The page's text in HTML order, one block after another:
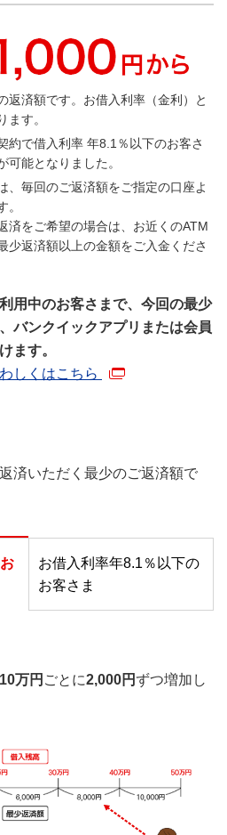
返済額です。お借入利率（金利）と
ます。
約で借入利率 年8.1％以下のお客さ
可能となりました。
、毎回のご返済額をご指定の口座よ
。
済をご希望の場合は、お近くのATM
少返済額以上の金額をご入金くださ
用中のお客さまで、今回の最少
バンクイックアプリまたは会員
ます。
しくはこちら
済いただく最少のご返済額で
お借入利率年8.1％以下の
お客さま
10万円 ごとに2,000円ずつ増加し